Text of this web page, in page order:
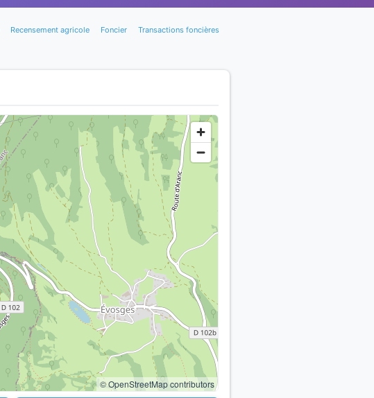
Recensement agricole Foncier
Transactions foncières
© OpenStreetMap contributors